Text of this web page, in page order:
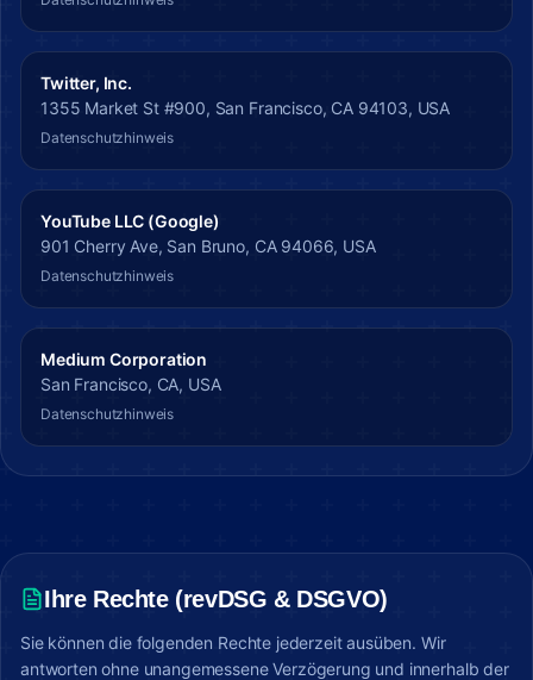
Twitter, Inc.
1355 Market St #900, San Francisco, CA 94103, USA
Datenschutzhinweis
YouTube LLC (Google)
901 Cherry Ave, San Bruno, CA 94066, USA
Datenschutzhinweis
Medium Corporation
San Francisco, CA, USA
Datenschutzhinweis
Ihre Rechte (revDSG & DSGVO)
Sie können die folgenden Rechte jederzeit ausüben. Wir
antworten ohne unangemessene Verzögerung und innerhalb der